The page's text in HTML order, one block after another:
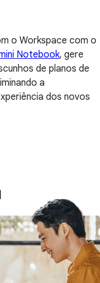
o Workspace com o
Notebook, gere
de planos de
a
dos novos